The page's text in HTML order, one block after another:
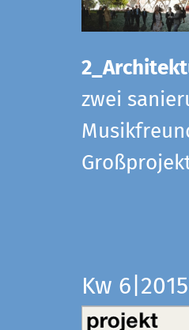
zwei
Kw